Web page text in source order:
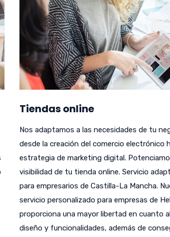
Tiendas online
Nos adaptamos a las necesidades de tu
desde la creación del comercio electrónico
estrategia de marketing digital.
visibilidad de tu tienda online. Servicio
para empresarios de Castilla-La Mancha.
servicio personalizado para empresas de
proporciona una mayor libertad en cuanto
diseño y funcionalidades, además de